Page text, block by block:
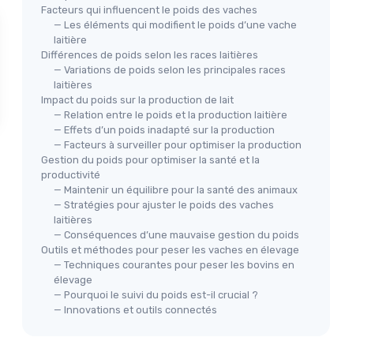
Facteurs qui influencent le poids des vaches
— Les éléments qui modifient le poids d’une vache
laitière
Différences de poids selon les races laitières
— Variations de poids selon les principales races
laitières
Impact du poids sur la production de lait
— Relation entre le poids et la production laitière
— Effets d’un poids inadapté sur la production
— Facteurs à surveiller pour optimiser la production
Gestion du poids pour optimiser la santé et la
productivité
— Maintenir un équilibre pour la santé des animaux
— Stratégies pour ajuster le poids des vaches
laitières
— Conséquences d’une mauvaise gestion du poids
Outils et méthodes pour peser les vaches en élevage
— Techniques courantes pour peser les bovins en
élevage
— Pourquoi le suivi du poids est-il crucial ?
— Innovations et outils connectés